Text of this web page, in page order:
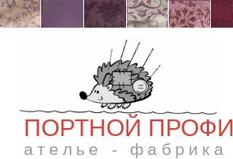
ПОРТНОЙ ПРОФИ
ателье - фабрика